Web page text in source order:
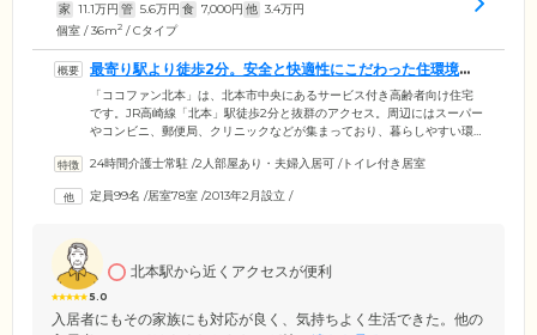
家 11.1万円 管 5.6万円 食 7,000円 他 3.4万円
個室 / 36m2 / Cタイプ
最寄り駅より徒歩2分。安全と快適性にこだわった住環境を
ご用意しました
「ココファン北本」は、北本市中央にあるサービス付き高齢者向け住宅
です。JR高崎線「北本」駅徒歩2分と抜群のアクセス。周辺にはスーパー
やコンビニ、郵便局、クリニックなどが集まっており、暮らしやすい環
設計。全78室のお部屋にはトイレや洗面台、収納、ナースコールなどを
出かけることも自由です。いつまでものびのびと「自分らしい」毎日を
24時間介護士常駐 /2人部屋あり・夫婦入居可 /トイレ付き居室
定員99名 /居室78室 /2013年2月設立 /
5.0
北本駅から近くアクセスが便利
入居者にもその家族にも対応が良く、気持ちよく生活できた。他の